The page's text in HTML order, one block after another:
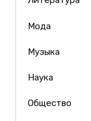
Мода
Музыка
Наука
Общество